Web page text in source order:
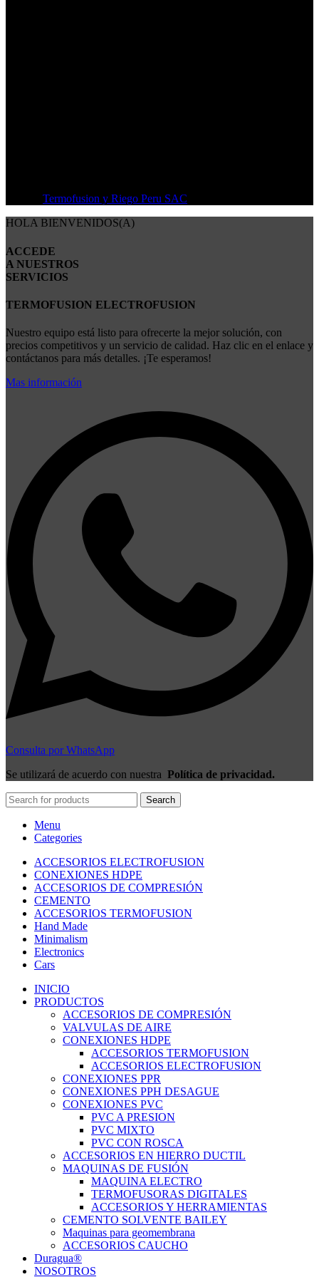
Termofusion y Riego Peru SAC
HOLA BIENVENIDOS(A)
ACCEDE
A NUESTROS
SERVICIOS
TERMOFUSION ELECTROFUSION
Nuestro equipo está listo para ofrecerte la mejor solución, con
precios competitivos y un servicio de calidad. Haz clic en el enlace y
contáctanos para más detalles. ¡Te esperamos!
Mas información
Consulta por WhatsApp
Se utilizará de acuerdo con nuestra Política de privacidad.
Search
Menu
Categories
ACCESORIOS ELECTROFUSION
CONEXIONES HDPE
ACCESORIOS DE COMPRESIÓN
CEMENTO
ACCESORIOS TERMOFUSION
Hand Made
Minimalism
Electronics
Cars
INICIO
PRODUCTOS
ACCESORIOS DE COMPRESIÓN
VALVULAS DE AIRE
CONEXIONES HDPE
ACCESORIOS TERMOFUSION
ACCESORIOS ELECTROFUSION
CONEXIONES PPR
CONEXIONES PPH DESAGUE
CONEXIONES PVC
PVC A PRESION
PVC MIXTO
PVC CON ROSCA
ACCESORIOS EN HIERRO DUCTIL
MAQUINAS DE FUSIÓN
MAQUINA ELECTRO
TERMOFUSORAS DIGITALES
ACCESORIOS Y HERRAMIENTAS
CEMENTO SOLVENTE BAILEY
Maquinas para geomembrana
ACCESORIOS CAUCHO
Duragua®
NOSOTROS